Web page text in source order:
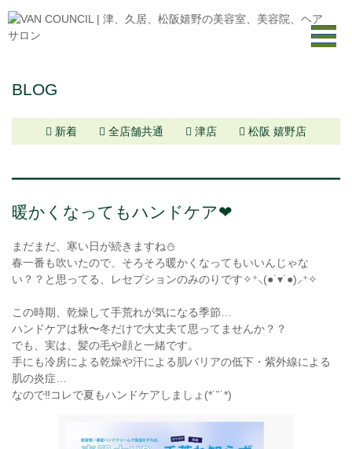
BLOG
新着 全店舗共通 津店 松阪 嬉野店
暖かくなってもハンドケア❤︎
まだまだ、寒い日が続きますね⛄️
春一番も吹いたので、そろそろ暖かくなってもいいんじゃな
い？？と思ってる、レセプションのみのりです✧⁺⸜(●˙▾˙●)⸝⁺✧
この時期、乾燥して手荒れが気になる季節…
ハンドケアは秋〜冬だけで大丈夫て思ってませんか？？
でも、実は、髪の毛や顔と一緒です。
手にも冷房による乾燥や汗による肌バリアの低下・紫外線による
肌の炎症…
なので‼️コレで夏もハンドケアしましょ(*˙˘˙*)